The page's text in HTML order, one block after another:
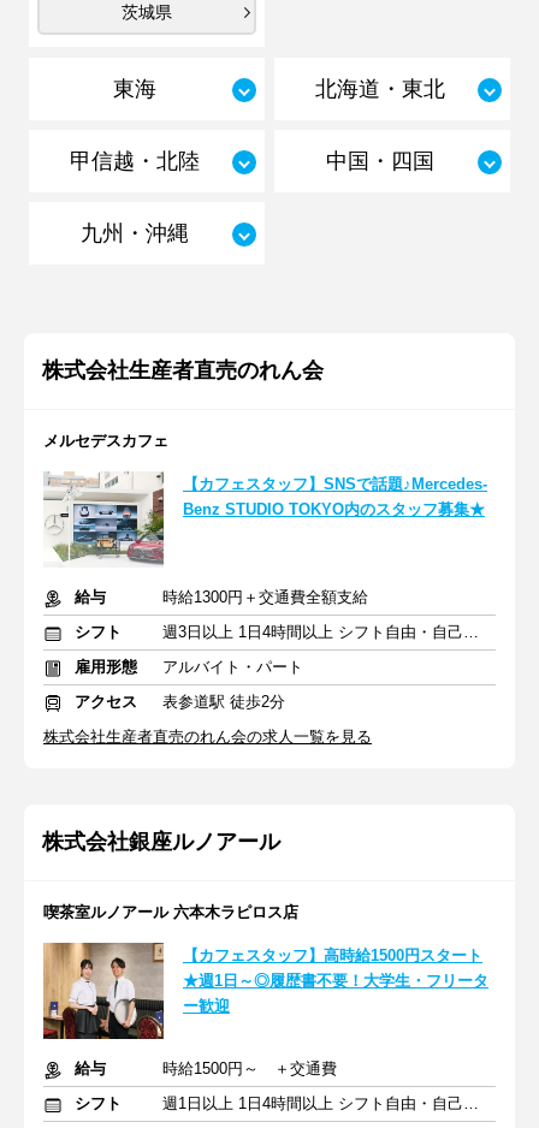
茨城県
東海 北海道・東北
甲信越・北陸 中国・四国
九州・沖縄
株式会社生産者直売のれん会
メルセデスカフェ
【カフェスタッフ】SNSで話題♪Mercedes-
Benz STUDIO TOKYO内のスタッフ募集★
給与
時給1300円＋交通費全額支給
シフト
週3日以上 1日4時間以上 シフト自由・自己申告
雇用形態
アルバイト・パート
アクセス
表参道駅 徒歩2分
株式会社生産者直売のれん会の求人一覧を見る
株式会社銀座ルノアール
喫茶室ルノアール 六本木ラピロス店
【カフェスタッフ】高時給1500円スタート
★週1日～◎履歴書不要！大学生・フリータ
ー歓迎
給与
時給1500円～ ＋交通費
シフト
週1日以上 1日4時間以上 シフト自由・自己申告